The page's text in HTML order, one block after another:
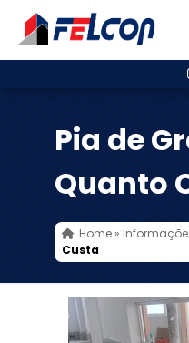
Pia de
Quanto
Home»
Custa